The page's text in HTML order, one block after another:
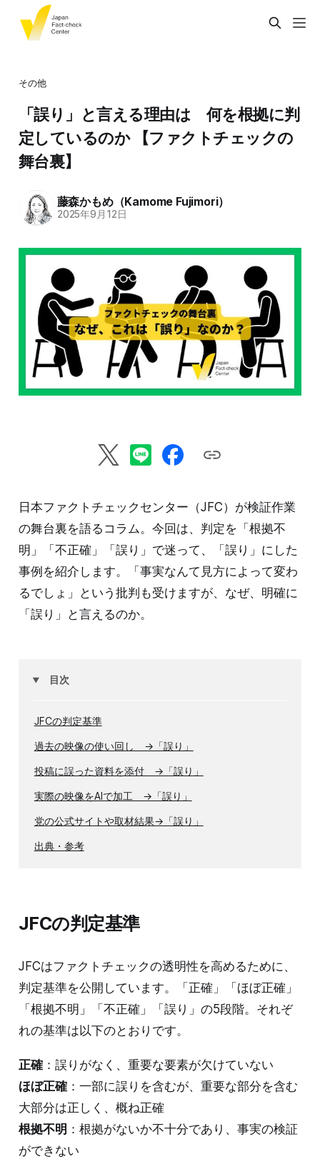
その他
「誤り」と言える理由は 何を根拠に判
定しているのか 【ファクトチェックの
舞台裏】
藤森かもめ（Kamome Fujimori）
2025年9月12日
日本ファクトチェックセンター（JFC）が検証作業
の舞台裏を語るコラム。今回は、判定を「根拠不
明」「不正確」「誤り」で迷って、「誤り」にした
事例を紹介します。「事実なんて見方によって変わ
るでしょ」という批判も受けますが、なぜ、明確に
「誤り」と言えるのか。
目次
JFCの判定基準
過去の映像の使い回し →「誤り」
投稿に誤った資料を添付 →「誤り」
実際の映像をAIで加工 →「誤り」
党の公式サイトや取材結果→「誤り」
出典・参考
JFCの判定基準
JFCはファクトチェックの透明性を高めるために、
判定基準を公開しています。「正確」「ほぼ正確」
「根拠不明」「不正確」「誤り」の5段階。それぞ
れの基準は以下のとおりです。
正確：誤りがなく、重要な要素が欠けていない
ほぼ正確：一部に誤りを含むが、重要な部分を含む
大部分は正しく、概ね正確
根拠不明 ：根拠がないか不十分であり、事実の検証
ができない